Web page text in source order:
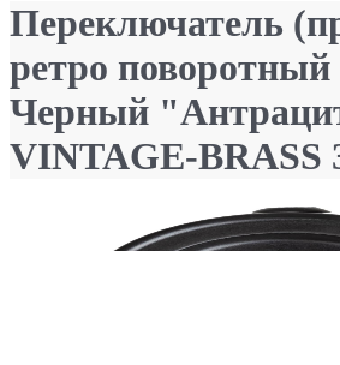
Переключатель
ретро поворотный
Черный
VINTAGE-BRASS